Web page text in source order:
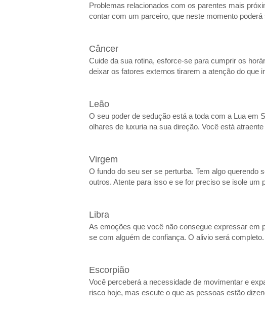
Problemas relacionados com os parentes mais
contar com um parceiro, que neste momento
Câncer
Cuide da sua rotina, esforce-se para cumprir os
deixar os fatores externos tirarem a atenção do que
Leão
O seu poder de sedução está a toda com a Lua em
olhares de luxuria na sua direção. Você está
Virgem
O fundo do seu ser se perturba. Tem algo
outros. Atente para isso e se for preciso se isole um
Libra
As emoções que você não consegue expressar em
se com alguém de confiança. O alivio será completo.
Escorpião
Você perceberá a necessidade de movimentar e
risco hoje, mas escute o que as pessoas estão